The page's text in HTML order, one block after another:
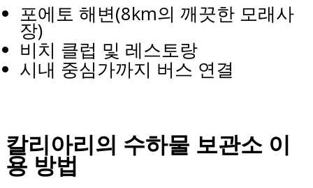
포에토 해변(8km의 깨끗한 모래사
장)
비치 클럽 및 레스토랑
시내 중심가까지 버스 연결
칼리아리의 수하물 보관소 이
용 방법